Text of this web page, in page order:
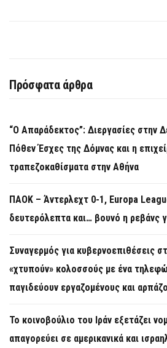
Πρόσφατα άρθρα
“Ο Απαράδεκτος”: Διεργασίες στην
Πόθεν Έσχες της Δόμνας και η
τραπεζοκαθίσματα στην Αθήνα
ΠΑΟΚ – Άντερλεχτ 0-1, Europa
δευτερόλεπτα και… βουνό η ρεβάνς
Συναγερμός για κυβερνοεπιθέσεις
«χτυπούν» κολοσσούς με ένα
παγιδεύουν εργαζομένους και
Το κοινοβούλιο του Ιράν εξετάζει
απαγορεύει σε αμερικανικά και